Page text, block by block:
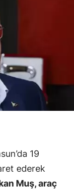
19
ederek
Muş, araç